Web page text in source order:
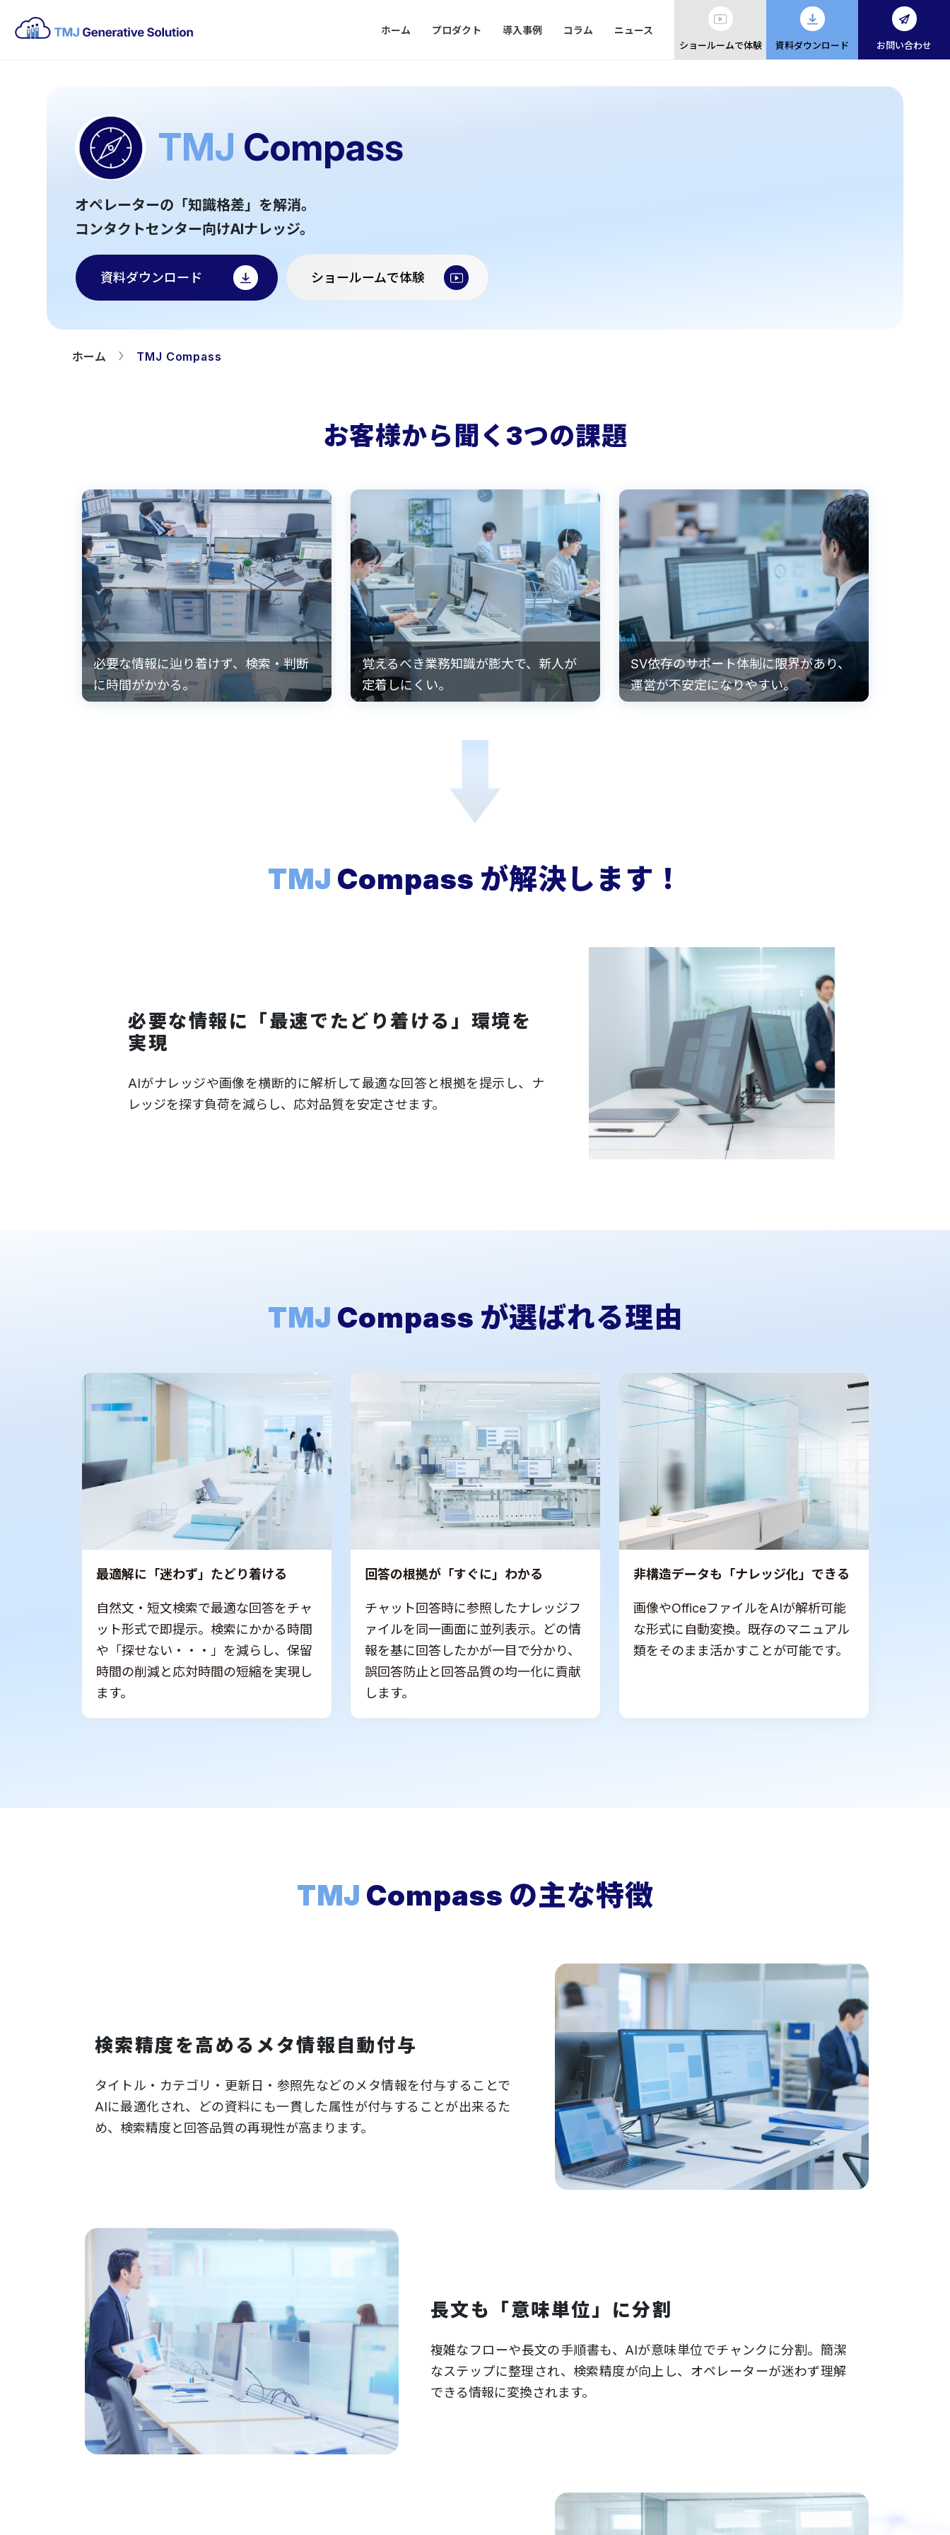
ホーム プロダクト 導入事例 コラム ニュース
ショールームで体験 資料ダウンロード お問い合わせ
TMJ Compass
オペレーターの「知識格差」を解消。
コンタクトセンター向けAIナレッジ。
資料ダウンロード ショールームで体験
ホーム TMJ Compass
お客様から聞く3つの課題
必要な情報に辿り着けず、検索・判断
に時間がかかる。
覚えるべき業務知識が膨大で、新人が
定着しにくい。
SV依存のサポート体制に限界があり、
運営が不安定になりやすい。
TMJ Compass が解決します！
必要な情報に「最速でたどり着ける」環境を
実現
AIがナレッジや画像を横断的に解析して最適な回答と根拠を提示し、ナ
レッジを探す負荷を減らし、応対品質を安定させます。
TMJ Compass が選ばれる理由
最適解に「迷わず」たどり着ける
自然文・短文検索で最適な回答をチャ
ット形式で即提示。検索にかかる時間
や「探せない・・・」を減らし、保留
時間の削減と応対時間の短縮を実現し
ます。
回答の根拠が「すぐに」わかる
チャット回答時に参照したナレッジフ
ァイルを同一画面に並列表示。どの情
報を基に回答したかが一目で分かり、
誤回答防止と回答品質の均一化に貢献
します。
非構造データも「ナレッジ化」できる
画像やOfficeファイルをAIが解析可能
な形式に自動変換。既存のマニュアル
類をそのまま活かすことが可能です。
TMJ Compass の主な特徴
検索精度を高めるメタ情報自動付与
タイトル・カテゴリ・更新日・参照先などのメタ情報を付与することで
AIに最適化され、どの資料にも一貫した属性が付与することが出来るた
め、検索精度と回答品質の再現性が高まります。
長文も「意味単位」に分割
複雑なフローや長文の手順書も、AIが意味単位でチャンクに分割。簡潔
なステップに整理され、検索精度が向上し、オペレーターが迷わず理解
できる情報に変換されます。